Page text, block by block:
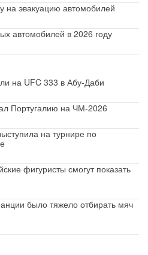
на эвакуацию автомобилей
автомобилей в 2026 году
на UFC 333 в Абу-Даби
Португалию на ЧМ-2026
на турнире по
фигуристы смогут показать
было тяжело отбирать мяч